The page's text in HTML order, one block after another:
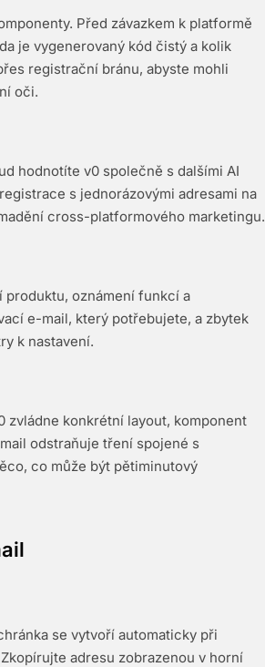
Před závazkem k platformě
je vygenerovaný kód čistý a kolik
registrační bránu, abyste mohli
oči.
hodnotíte v0 společně s dalšími AI
s jednorázovými adresami na
cross-platformového marketingu.
oznámení funkcí a
e-mail, který potřebujete, a zbytek
k nastavení.
zvládne konkrétní layout, komponent
odstraňuje tření spojené s
co může být pětiminutový
se vytvoří automaticky při
adresu zobrazenou v horní